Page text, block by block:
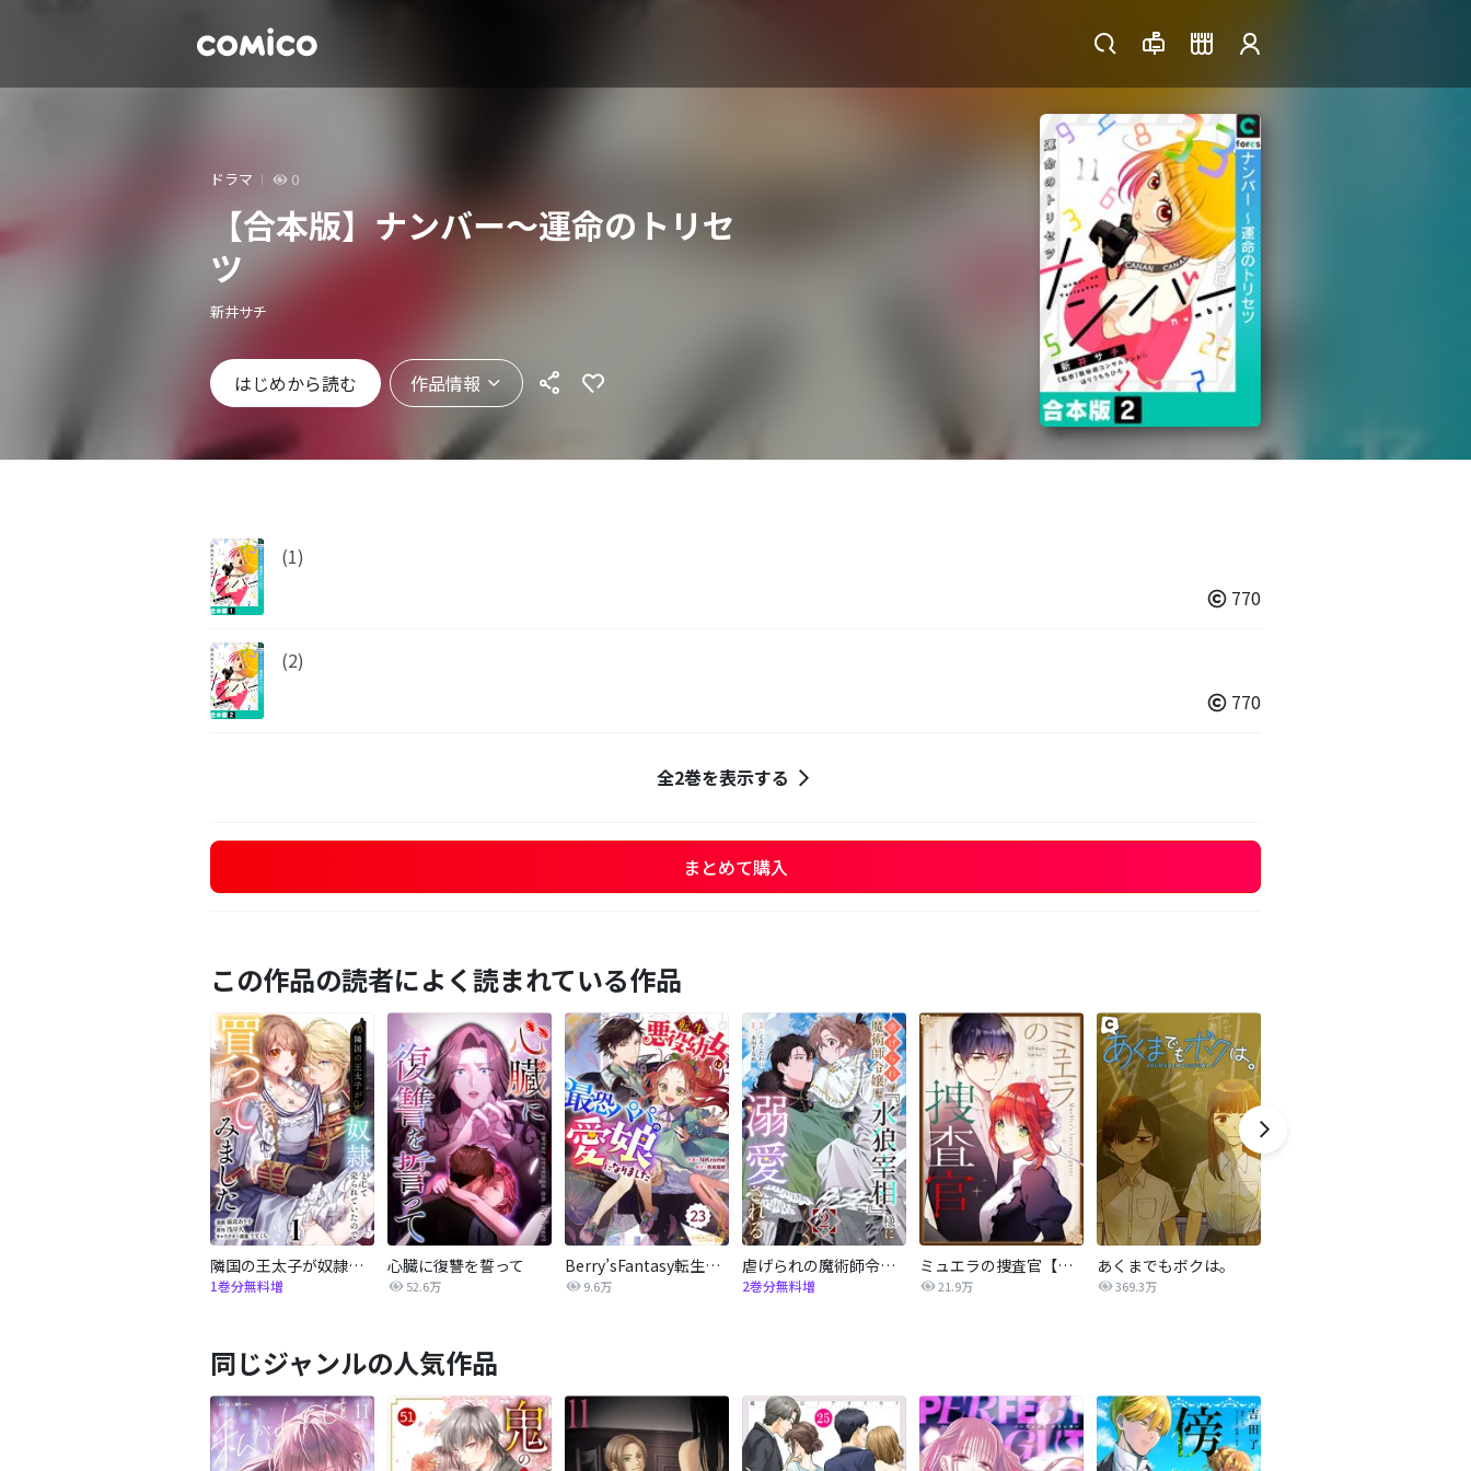
ドラマ 0
【合本版】ナンバー～運命のトリセ
ツ
新井サチ
はじめから読む 作品情報
(1)
770
(2)
770
全2巻を表示する
まとめて購入
この作品の読者によく読まれている作品
隣国の王太子が奴隷として売られていたので買ってみました【単話】
1巻分無料増
心臓に復讐を誓って
52.6万
Berry’sFantasy転生悪役幼女は最恐パパの愛娘になりました
9.6万
虐げられの魔術師令嬢は、『氷狼宰相』様に溺愛される【単話】
2巻分無料増
ミュエラの捜査官【タテヨミ】
21.9万
あくまでもボクは。
369.3万
同じジャンルの人気作品